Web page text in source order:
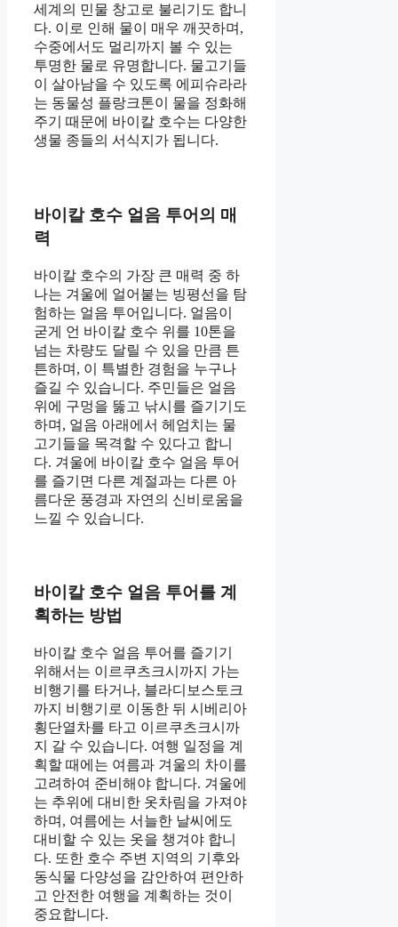
세계의 민물 창고로 불리기도 합니
다. 이로 인해 물이 매우 깨끗하며,
수중에서도 멀리까지 볼 수 있는
투명한 물로 유명합니다. 물고기들
이 살아남을 수 있도록 에피슈라라
는 동물성 플랑크톤이 물을 정화해
주기 때문에 바이칼 호수는 다양한
생물 종들의 서식지가 됩니다.
바이칼 호수 얼음 투어의 매
력
바이칼 호수의 가장 큰 매력 중 하
나는 겨울에 얼어붙는 빙평선을 탐
험하는 얼음 투어입니다. 얼음이
굳게 언 바이칼 호수 위를 10톤을
넘는 차량도 달릴 수 있을 만큼 튼
튼하며, 이 특별한 경험을 누구나
즐길 수 있습니다. 주민들은 얼음
위에 구멍을 뚫고 낚시를 즐기기도
하며, 얼음 아래에서 헤엄치는 물
고기들을 목격할 수 있다고 합니
다. 겨울에 바이칼 호수 얼음 투어
를 즐기면 다른 계절과는 다른 아
름다운 풍경과 자연의 신비로움을
느낄 수 있습니다.
바이칼 호수 얼음 투어를 계
획하는 방법
바이칼 호수 얼음 투어를 즐기기
위해서는 이르쿠츠크시까지 가는
비행기를 타거나, 블라디보스토크
까지 비행기로 이동한 뒤 시베리아
횡단열차를 타고 이르쿠츠크시까
지 갈 수 있습니다. 여행 일정을 계
획할 때에는 여름과 겨울의 차이를
고려하여 준비해야 합니다. 겨울에
는 추위에 대비한 옷차림을 가져야
하며, 여름에는 서늘한 날씨에도
대비할 수 있는 옷을 챙겨야 합니
다. 또한 호수 주변 지역의 기후와
동식물 다양성을 감안하여 편안하
고 안전한 여행을 계획하는 것이
중요합니다.